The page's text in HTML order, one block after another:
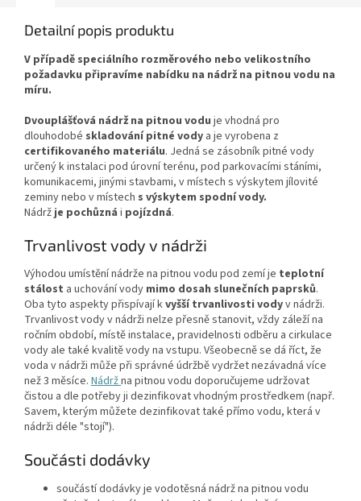
Detailní popis produktu
V případě speciálního rozměrového nebo velikostního
požadavku připravíme nabídku na nádrž na pitnou vodu na
míru.
Dvouplášťová nádrž na pitnou vodu je vhodná pro
dlouhodobé skladování pitné vody a je vyrobena z
certifikovaného materiálu. Jedná se zásobník pitné vody
určený k instalaci pod úrovní terénu, pod parkovacími stáními,
komunikacemi, jinými stavbami, v místech s výskytem jílovité
zeminy nebo v místech s výskytem spodní vody.
Nádrž je pochůzná i pojízdná.
Trvanlivost vody v nádrži
Výhodou umístění nádrže na pitnou vodu pod zemí je teplotní
stálost a uchování vody mimo dosah slunečních paprsků.
Oba tyto aspekty přispívají kvyšší trvanlivosti vodyv nádrži.
Trvanlivost vody v nádrži nelze přesně stanovit, vždy záleží na
ročním období, místě instalace, pravidelnosti odběru a cirkulace
vody ale také kvalitě vody na vstupu. Všeobecně se dá říct, že
voda v nádrži může při správné údržbě vydržet nezávadná více
než 3 měsíce. Nádržna pitnou vodu doporučujeme udržovat
čistou a dle potřeby ji dezinfikovat vhodným prostředkem (např.
Savem, kterým můžete dezinfikovat také přímo vodu, která v
nádrži déle "stojí").
Součásti dodávky
součástí dodávky je vodotěsná nádrž na pitnou vodu